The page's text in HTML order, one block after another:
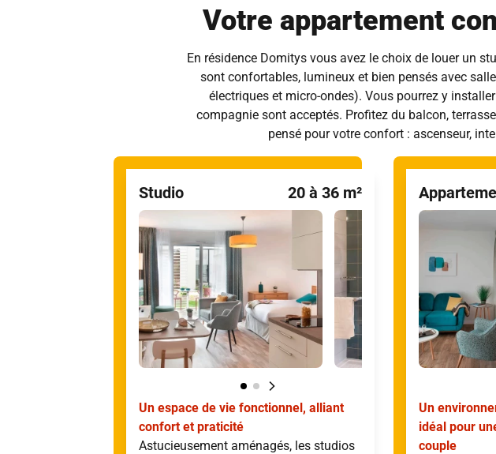
Votre appartement
En résidence Domitys vous avez le choix de louer un
sont confortables, lumineux et bien pensés avec
électriques et micro-ondes). Vous pourrez y
compagnie sont acceptés. Profitez du balcon,
pensé pour votre confort : ascenseur,
Studio 20 à 36 m²
Un espace de vie fonctionnel, alliant
confort et praticité
Astucieusement aménagés, les studios
Un
idéal pour
couple